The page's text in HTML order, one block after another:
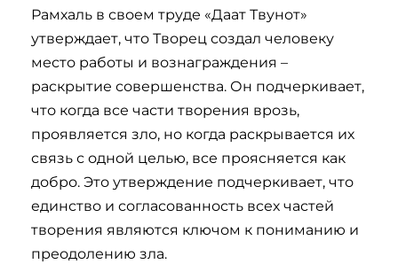
Рамхаль в своем труде «Даат Твунот»
утверждает, что Творец создал человеку
место работы и вознаграждения –
раскрытие совершенства. Он подчеркивает,
что когда все части творения врозь,
проявляется зло, но когда раскрывается их
связь с одной целью, все проясняется как
добро. Это утверждение подчеркивает, что
единство и согласованность всех частей
творения являются ключом к пониманию и
преодолению зла.